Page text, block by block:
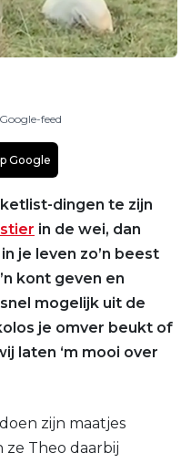
feed
Google
dingen te zijn
stier in de wei, dan
je leven zo’n beest
kont geven en
mogelijk uit de
je omver beukt of
laten ‘m mooi over
zijn maatjes
ze Theo daarbij